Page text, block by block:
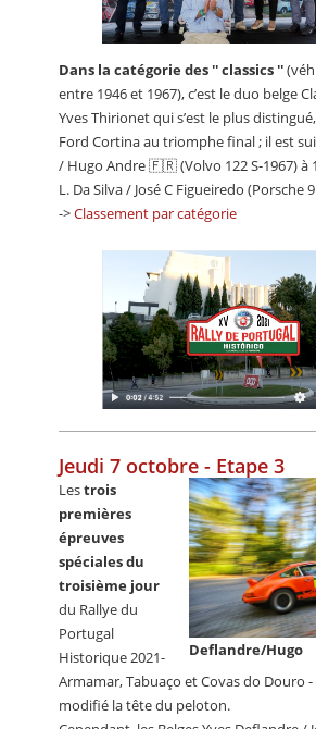
Dans la catégorie des ′′ classics ′′
entre 1946 et 1967), c’est le duo belge
Yves Thirionet qui s’est le plus
Ford Cortina au triomphe final ; il est
/ Hugo Andre 🇫🇷 (Volvo 122 S-1967) à
L. Da Silva / José C Figueiredo
->Classement par catégorie
Jeudi 7 octobre - Etape 3
Deflandre/Hugo
Lestrois
premières
épreuves
spéciales du
troisième jour
du Rallye du
Portugal
Historique 2021-
Armamar, Tabuaço et Covas do Douro -
modifié la tête du peloton.